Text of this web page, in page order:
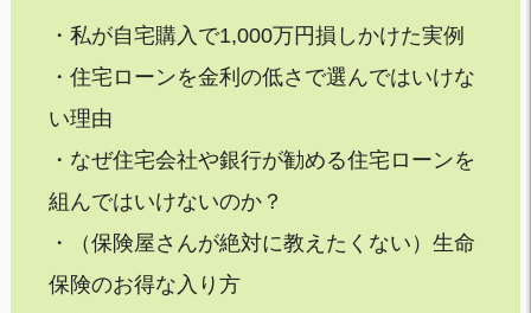
・私が自宅購入で1,000万円損しかけた実例
・住宅ローンを金利の低さで選んではいけな
い理由
・なぜ住宅会社や銀行が勧める住宅ローンを
組んではいけないのか？
・（保険屋さんが絶対に教えたくない）生命
保険のお得な入り方